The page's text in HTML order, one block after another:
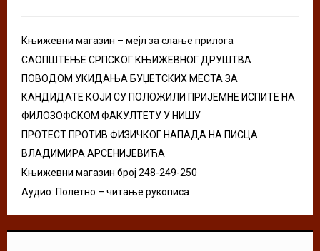
Књижевни магазин – мејл за слање прилога
САОПШТЕЊЕ СРПСКОГ КЊИЖЕВНОГ ДРУШТВА
ПОВОДОМ УКИДАЊА БУЏЕТСКИХ МЕСТА ЗА
КАНДИДАТЕ КОЈИ СУ ПОЛОЖИЛИ ПРИЈЕМНЕ ИСПИТЕ НА
ФИЛОЗОФСКОМ ФАКУЛТЕТУ У НИШУ
ПРОТЕСТ ПРОТИВ ФИЗИЧКОГ НАПАДА НА ПИСЦА
ВЛАДИМИРА АРСЕНИЈЕВИЋА
Књижевни магазин број 248-249-250
Аудио: Полетно – читање рукописа